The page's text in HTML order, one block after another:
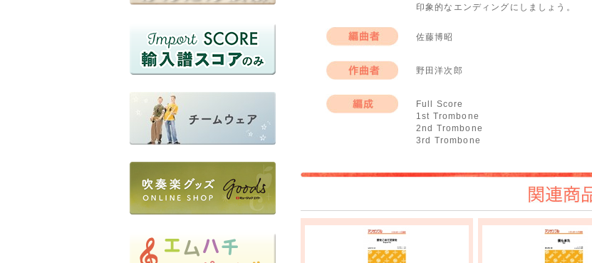
印象的なエンディングにしましょう。
佐藤博昭
野田洋次郎
Full Score
1st Trombone
2nd Trombone
3rd Trombone
関連商品